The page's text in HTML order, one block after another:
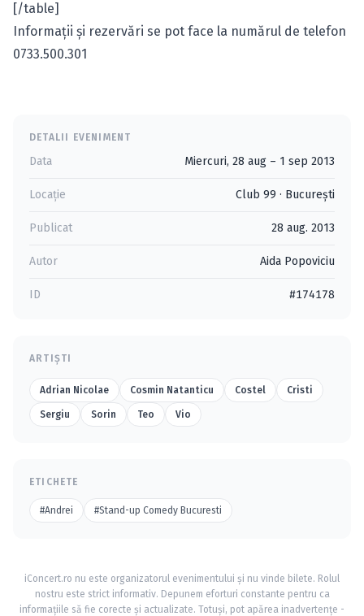
[/table]
Informaţii şi rezervări se pot face la numărul de telefon
0733.500.301
DETALII EVENIMENT
Data Miercuri, 28 aug – 1 sep 2013
Locație Club 99 · Bucureşti
Publicat 28 aug. 2013
Autor Aida Popoviciu
ID #174178
ARTIȘTI
Adrian Nicolae Cosmin Natanticu Costel Cristi
Sergiu Sorin Teo Vio
ETICHETE
#Andrei #Stand-up Comedy Bucuresti
iConcert.ro nu este organizatorul evenimentului și nu vinde bilete. Rolul
nostru este strict informativ. Depunem eforturi constante pentru ca
informațiile să fie corecte și actualizate. Totuși, pot apărea inadvertențe -